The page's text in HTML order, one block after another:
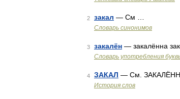
2 закал — См …
Словарь синонимов
3 закалён — закалённа
Словарь употребления
4 ЗАКАЛ — См.
История слов